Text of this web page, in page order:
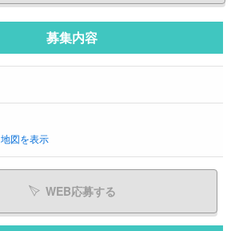
募集内容
地図を表示
WEB応募する